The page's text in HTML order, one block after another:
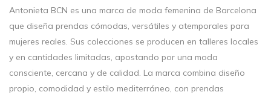
Antonieta BCN es una marca de moda femenina de Barcelona
que diseña prendas cómodas, versátiles y atemporales para
mujeres reales. Sus colecciones se producen en talleres locales
y en cantidades limitadas, apostando por una moda
consciente, cercana y de calidad. La marca combina diseño
propio, comodidad y estilo mediterráneo, con prendas